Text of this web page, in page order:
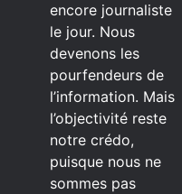
encore journaliste
le jour. Nous
devenons les
pourfendeurs de
l’information. Mais
l’objectivité reste
notre crédo,
puisque nous ne
sommes pas